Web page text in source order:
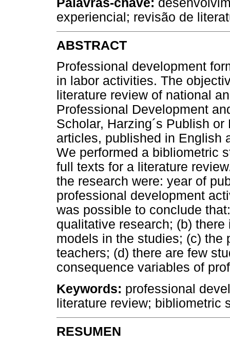
Palavras-chave:
experiencial; revisão de
ABSTRACT
Professional development
in labor activities. The
literature review of national
Professional Development
Scholar, Harzing´s Publish
articles, published in English
We performed a bibliometric
full texts for a literature
the research were: year of
professional development
was possible to conclude
qualitative research; (b)
models in the studies; (c) the
teachers; (d) there are few
consequence variables of
Keywords: professional
literature review; bibliometric
RESUMEN